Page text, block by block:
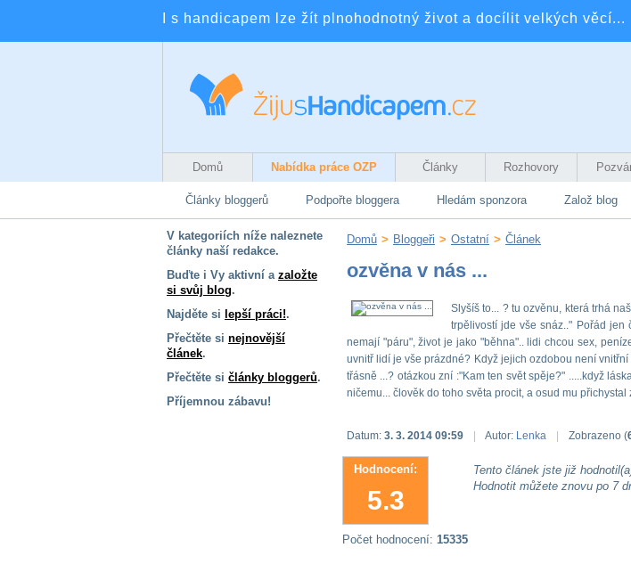
I s handicapem lze žít plnohodnotný život a docílit velkých věcí...
Domů Nabídka práce OZP Články Rozhovory
Články bloggerů Podpořte bloggera Hledám sponzora Založ blog
V kategoriích níže naleznete
články naší redakce.
Buďte i Vy aktivní a založte
si svůj blog.
Najděte si lepší práci!.
Přečtěte si nejnovější
článek.
Přečtěte si články bloggerů.
Příjemnou zábavu!
Domů > Bloggeři > Ostatní > Článek
ozvěna v nás ...
Slyšíš to... ? tu ozvěnu, která trhá
trpělivostí jde vše snáz.." Pořád
nemají "páru", život je jako "běhna".. lidi chcou sex,
uvnitř lidí je vše prázdné? Když jejich ozdobou není
třásně ...? otázkou zní :"Kam ten svět spěje?" .....když
ničemu... člověk do toho světa procit, a osud mu přichystal
Datum: 3. 3. 2014 09:59 Autor: Lenka Zobrazeno (
Hodnocení:
5.3
Tento článek jste již
Hodnotit můžete znovu po 7
Počet hodnocení: 15335